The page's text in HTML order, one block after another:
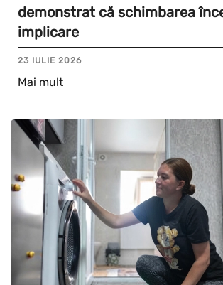
demonstrat că schimbarea
implicare
23 IULIE 2026
Mai mult